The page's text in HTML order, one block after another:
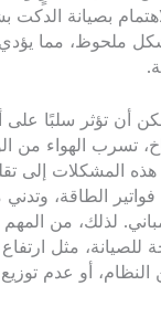
بصيانة
ملحوظ، مما
أن تؤثر سلبًا على
تسرب الهواء من
المشكلات إلى
الطاقة،
لذلك، من
للصيانة، مثل ارتفاع
النظام، أو عدم